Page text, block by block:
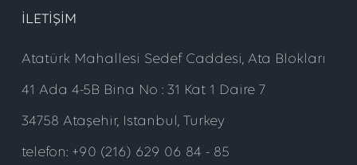
ILETIŞIM
Atatürk Mahallesi Sedef Caddesi, Ata Blokları
41 Ada 4-5B Bina No : 31 Kat 1 Daire 7
34758 Ataşehir, Istanbul, Turkey
telefon: +90 (216) 629 06 84 - 85